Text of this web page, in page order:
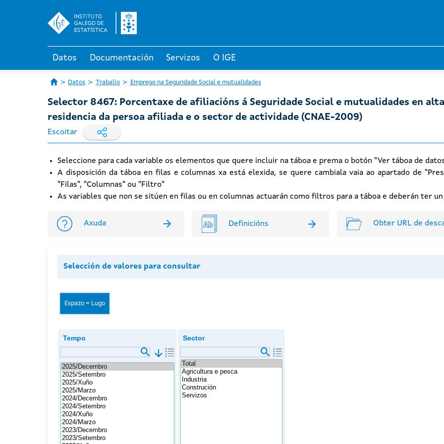
Datos Documentación Servizos O IGE
Datos Traballo Emprego na Seguridade Social e mutualidades
Selector 8467: Porcentaxe de afiliacións á Seguridade Social e mutualidades en
residencia da persoa afiliada e o sector de actividade (CNAE-2009)
Escoitar
Seleccione para cada variable os elementos que quere incluir na táboa e prema o botón "Ver táboa de
A disposición da táboa en filas e columnas xa está elexida, se quere cambiala vaia ao apartado de
"Filas", "Columnas" ou "Filtro"
As variables que non se sitúen en filas ou en columnas actuarán como filtros para a táboa e deberán ter
Axuda Definicións Obter URL de
Selección de valores para consultar
Espazo = Lugo
Tempo
arrow_downward
Sector